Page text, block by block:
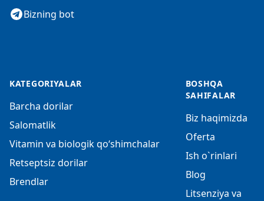
Bizning bot
KATEGORIYALAR
Barcha dorilar
Salomatlik
Vitamin va biologik qo‘shimchalar
Retseptsiz dorilar
Brendlar
BOSHQA
SAHIFALAR
Biz haqimizda
Oferta
Ish o`rinlari
Blog
Litsenziya va